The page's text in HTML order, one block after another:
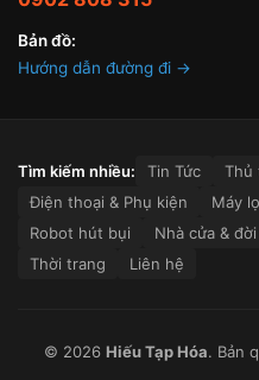
Bản đồ:
Hướng dẫn đường đi →
Tìm kiếm nhiều: Tin Tức
Thủ
Điện thoại & Phụ kiện
Máy
Robot hút bụi
Nhà cửa &
Thời trang
Liên hệ
© 2026 Hiếu Tạp Hóa. Bản